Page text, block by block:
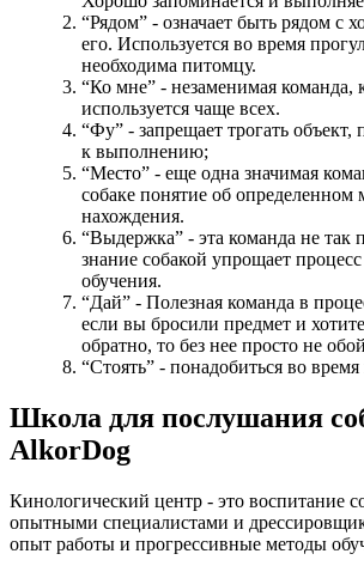
“Рядом” - означает быть рядом с
его. Используется во время
необходима питомцу.
“Ко мне” - незаменимая команда,
используется чаще всех.
“Фу” - запрещает трогать объект,
к выполнению;
“Место” - еще одна значимая
собаке понятие об определенном
нахождения.
“Выдержка” - эта команда не так
знание собакой упрощает
обучения.
“Дай” - Полезная команда в
если вы бросили предмет и
обратно, то без нее просто не
“Стоять” - понадобиться во время
Школа для послушания
AlkorDog
Кинологический центр - это воспитание
опытными специалистами и
опыт работы и прогрессивные методы